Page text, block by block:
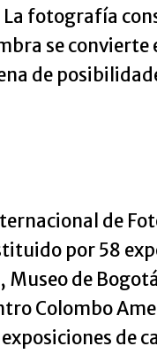
La fotografía
se convierte
de
de
por 58
de
Colombo
de